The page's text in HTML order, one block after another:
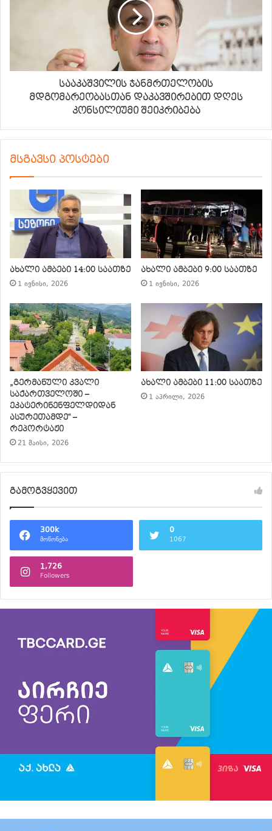
სააკაშვილის ჯანმრთელობის
მდგომარეობასთან დაკავშირებით დღეს
კონსილიუმი შეიკრიბება
მსგავსი პოსტები
ახალი ამბები 14:00 საათზე
1 ივნისი, 2026
ახალი ამბები 9:00 საათზე
1 ივნისი, 2026
„გერმანული კვალი
საქართველოში –
ეკატერინენფელდიდან
ასურეთამდე“ –
რეპორტაჟი
21 მაისი, 2026
ახალი ამბები 11:00 საათზე
1 აპრილი, 2026
გამოგვყევით
300k
მოწონება
0
1067
1,726
Followers